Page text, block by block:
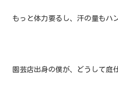
もっと体力要るし、 汗の量もハ
園芸店出身の僕が、どうして庭